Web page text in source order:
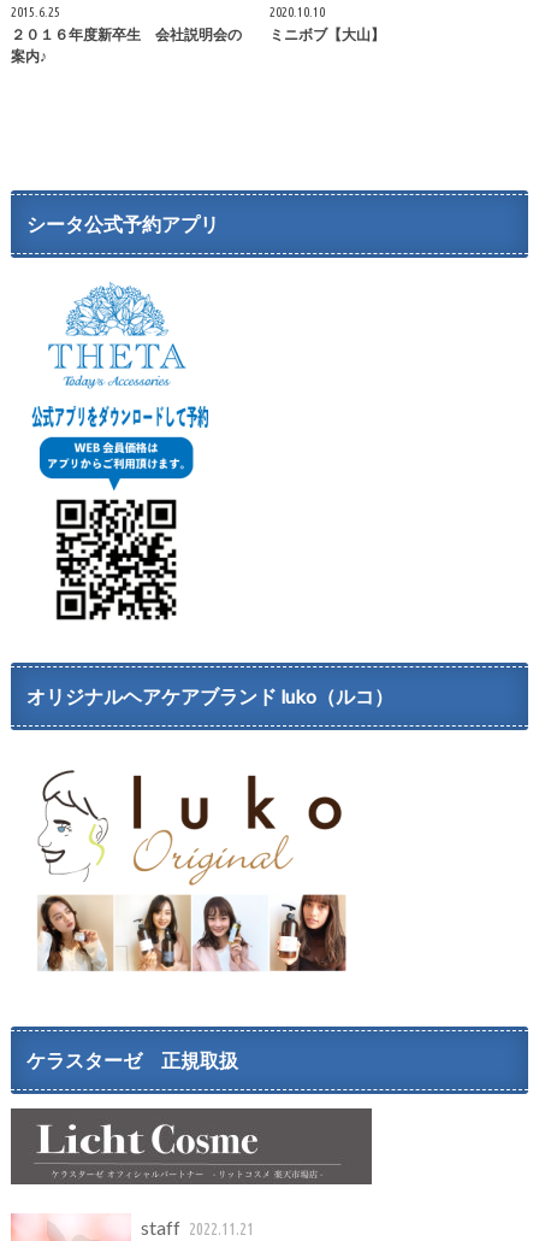
2015.6.25
２０１６年度新卒生 会社説明会の
案内♪
2020.10.10
ミニボブ【大山】
シータ公式予約アプリ
オリジナルヘアケアブランド luko（ルコ）
ケラスターゼ 正規取扱
staff 2022.11.21